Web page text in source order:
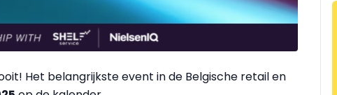
Het belangrijkste event in de Belgische retail en